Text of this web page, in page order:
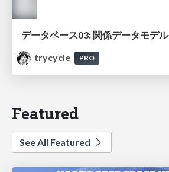
データベース03: 関係データモデル
trycycle
PRO
Featured
See All Featured